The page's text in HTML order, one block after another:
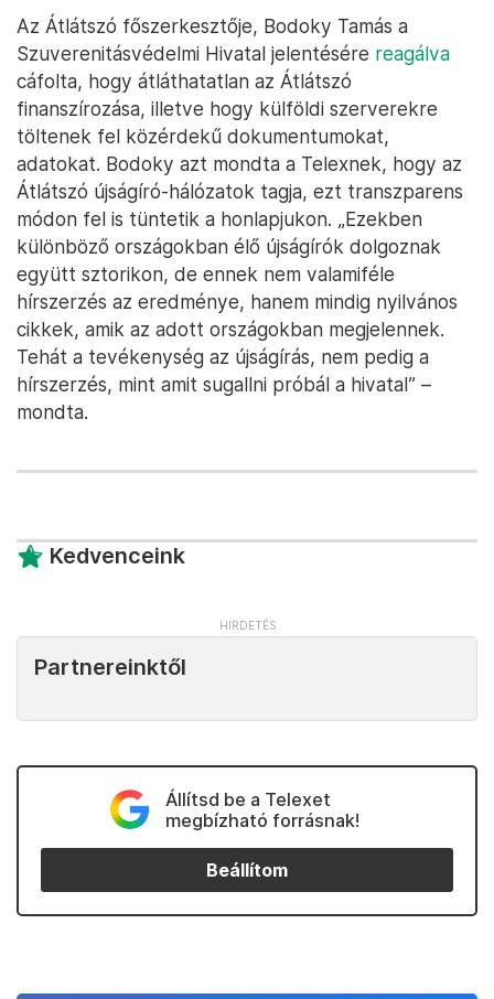
Az Átlátszó főszerkesztője, Bodoky Tamás a
Szuverenitásvédelmi Hivatal jelentésére reagálva
cáfolta, hogy átláthatatlan az Átlátszó
finanszírozása, illetve hogy külföldi szerverekre
töltenek fel közérdekű dokumentumokat,
adatokat. Bodoky azt mondta a Telexnek, hogy az
Átlátszó újságíró-hálózatok tagja, ezt transzparens
módon fel is tüntetik a honlapjukon. „Ezekben
különböző országokban élő újságírók dolgoznak
együtt sztorikon, de ennek nem valamiféle
hírszerzés az eredménye, hanem mindig nyilvános
cikkek, amik az adott országokban megjelennek.
Tehát a tevékenység az újságírás, nem pedig a
hírszerzés, mint amit sugallni próbál a hivatal” –
mondta.
Kedvenceink
Partnereinktől
Állítsd be a Telexet
megbízható forrásnak!
Beállítom